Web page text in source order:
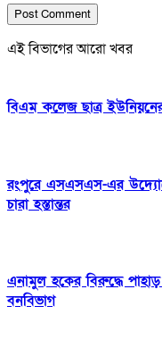
এই বিভাগের আরো খবর
বিএম কলেজ ছাত্র
রংপুরে এসএসএস-এর
চারা হস্তান্তর
এনামুল হকের বিরুদ্ধে
বনবিভাগ